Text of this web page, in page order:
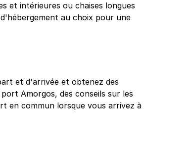
et intérieures ou chaises longues
au choix pour une
et d'arrivée et obtenez des
Amorgos, des conseils sur les
en commun lorsque vous arrivez à